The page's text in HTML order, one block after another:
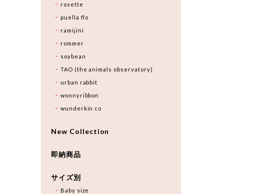
rosette
puella flo
ramijini
rommer
soybean
TAO (the animals observatory)
urban rabbit
wonnyribbon
wunderkin co
New Collection
即納商品
サイズ別
Baby size